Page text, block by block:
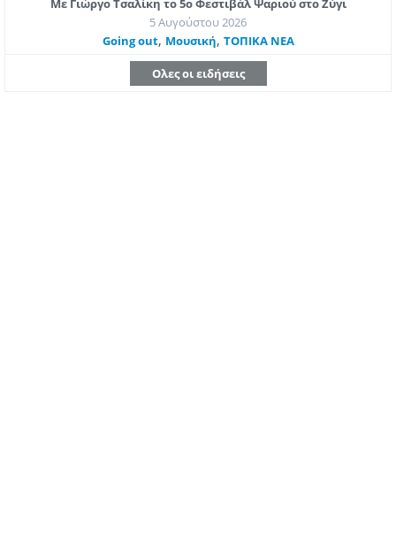
Με Γιώργο Τσαλίκη το 5ο Φεστιβάλ Ψαριού στο Ζύγι
5 Αυγούστου 2026
Going out, Μουσική, ΤΟΠΙΚΑ ΝΕΑ
Ολες οι ειδήσεις